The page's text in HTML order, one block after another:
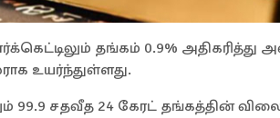
தங்கம் 0.9% அதிகரித்து
உயர்ந்துள்ளது.
சதவீத 24 கேரட் தங்கத்தின் விலை